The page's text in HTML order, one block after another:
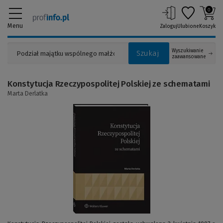
Menu
Szukaj
Wyszukiwanie
zaawansowane
ZalogujUlubione
0
Koszyk
(Link
Konstytucja Rzeczypospolitej Polskiej ze schematami
Marta Derlatka